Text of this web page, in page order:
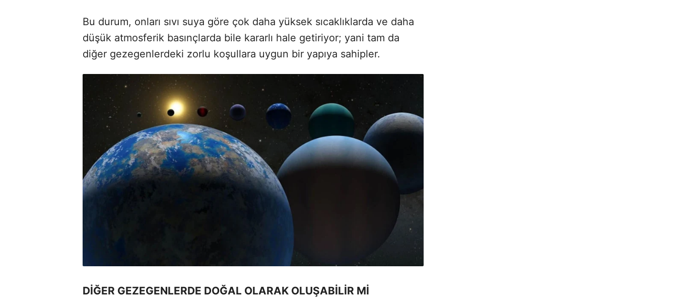
Bu durum, onları sıvı suya göre çok daha yüksek sıcaklıklarda ve daha
düşük atmosferik basınçlarda bile kararlı hale getiriyor; yani tam da
diğer gezegenlerdeki zorlu koşullara uygun bir yapıya sahipler.
DİĞER GEZEGENLERDE DOĞAL OLARAK OLUŞABİLİR Mİ